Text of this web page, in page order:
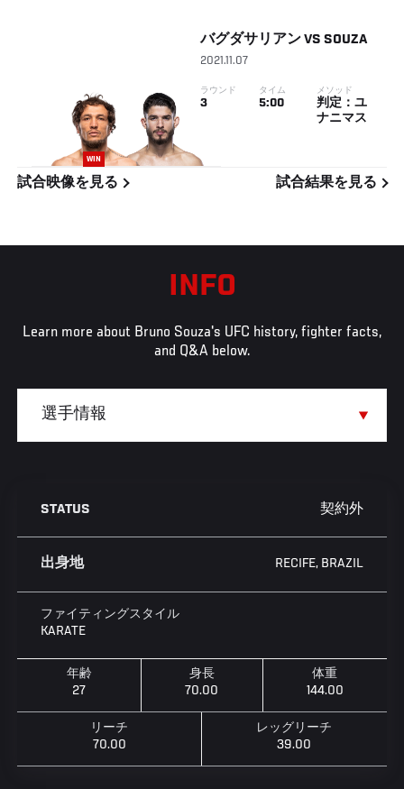
WIN
バグダサリアン VS SOUZA
2021.11.07
ラウンド
3
タイム
5:00
メソッド
判定：ユ
ナニマス
試合映像を見る 試合結果を見る
INFO
Learn more about Bruno Souza's UFC history, fighter facts,
and Q&A below.
STATUS 契約外
出身地 RECIFE, BRAZIL
ファイティングスタイル
KARATE
年齢
27
身長
70.00
体重
144.00
リーチ
70.00
レッグリーチ
39.00